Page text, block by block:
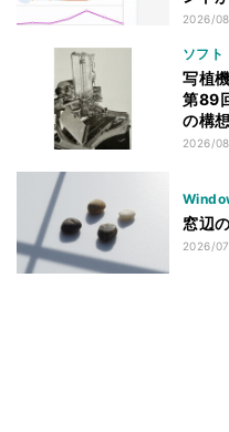
2026/
ソフト
写植
第89
の構想
2026/
窓辺
2026/